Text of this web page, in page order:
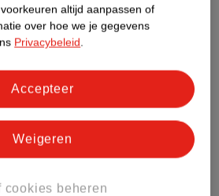
Score.
informatie
altijd aanpassen of
over hoe we je gegevens
Privacybeleid.
cookies beheren
Weigeren
Accepteer